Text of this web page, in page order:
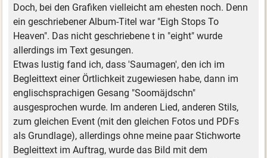
Doch, bei den Grafiken vielleicht am ehesten noch. Denn
ein geschriebener Album-Titel war "Eigh Stops To
Heaven". Das nicht geschriebene t in "eight" wurde
allerdings im Text gesungen.
Etwas lustig fand ich, dass 'Saumagen', den ich im
Begleittext einer Örtlichkeit zugewiesen habe, dann im
englischsprachigen Gesang "Soomäjdschn"
ausgesprochen wurde. Im anderen Lied, anderen Stils,
zum gleichen Event (mit den gleichen Fotos und PDFs
als Grundlage), allerdings ohne meine paar Stichworte
Begleittext im Auftrag, wurde das Bild mit dem